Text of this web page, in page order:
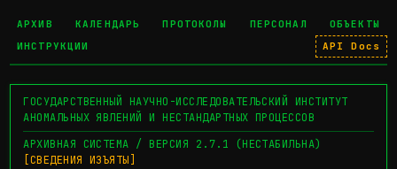
АРХИВ КАЛЕНДАРЬ ПРОТОКОЛЫ ПЕРСОНАЛ
ОБЪЕКТЫ
ИНСТРУКЦИИ
API Docs
ГОСУДАРСТВЕННЫЙ НАУЧНО-ИССЛЕДОВАТЕЛЬСКИЙ ИНСТИТУТ
АНОМАЛЬНЫХ ЯВЛЕНИЙ И НЕСТАНДАРТНЫХ ПРОЦЕССОВ
АРХИВНАЯ СИСТЕМА / ВЕРСИЯ 2.7.1 (НЕСТАБИЛЬНА)
[СВЕДЕНИЯ ИЗЪЯТЫ]